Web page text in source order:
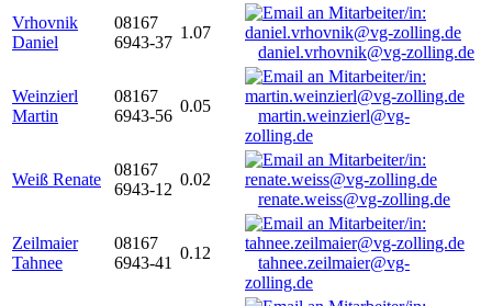
Vrhovnik
Daniel
08167
6943-37
1.07
daniel.vrhovnik@vg-zolling.de
Weinzierl
Martin
08167
6943-56
0.05
martin.weinzierl@vg-
zolling.de
Weiß Renate
08167
6943-12
0.02
renate.weiss@vg-zolling.de
Zeilmaier
Tahnee
08167
6943-41
0.12
tahnee.zeilmaier@vg-
zolling.de